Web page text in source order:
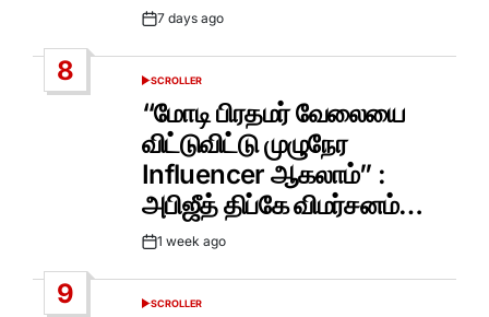
Post7 days ago
8
POSTED
IN
SCROLLER
“மோடி பிரதமர் வேலையை
விட்டுவிட்டு முழுநேர
Influencer ஆகலாம்” :
அபிஜீத் திப்கே விமர்சனம்…
Post1 week ago
9
POSTED
SCROLLER